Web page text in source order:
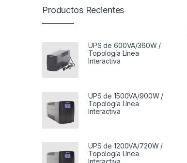
Productos Recientes
UPS de 600VA/360W /
Topología Línea
Interactiva
UPS de 1500VA/900W /
Topología Línea
Interactiva
UPS de 1200VA/720W /
Topología Línea